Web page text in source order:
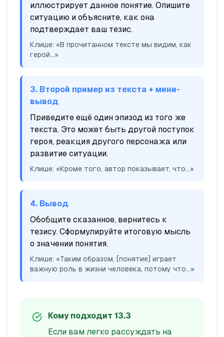
иллюстрирует данное понятие. Опишите
ситуацию и объясните, как она
подтверждает ваш тезис.
Клише: «В прочитанном тексте мы видим, как
герой...»
3. Второй пример из текста + мини-
вывод
Приведите ещё один эпизод из того же
текста. Это может быть другой поступок
героя, реакция другого персонажа или
развитие ситуации.
Клише: «Кроме того, автор показывает, что...»
4. Вывод
Обобщите сказанное, вернитесь к
тезису. Сформулируйте итоговую мысль
о значении понятия.
Клише: «Таким образом, [понятие] играет
важную роль в жизни человека, потому что...»
Кому подходит 13.3
Если вам легко рассуждать на